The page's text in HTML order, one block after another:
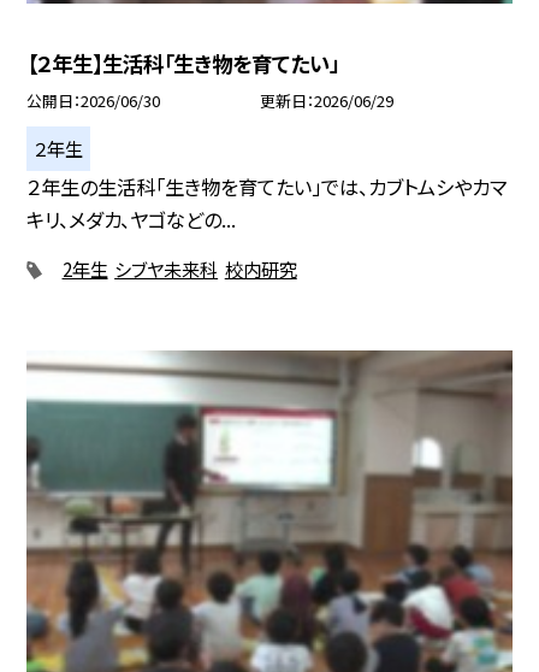
【２年生】生活科「生き物を育てたい」
公開日 2026/06/30 更新日 2026/06/29
２年生
２年生の生活科「生き物を育てたい」では、カブトムシやカマ
キリ、メダカ、ヤゴなどの...
2年生 シブヤ未来科 校内研究